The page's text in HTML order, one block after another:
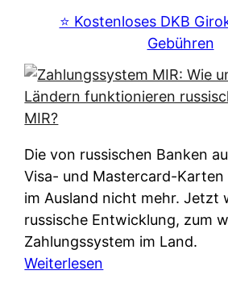
-
l
t
n
a
t
i
v
e
⭐️ Kostenloses DKB
Gebühren
Die von russischen Banken
Visa- und Mastercard-
im Ausland nicht mehr. Jetzt
russische Entwicklung, zum
Zahlungssystem im Land.
Weiterlesen